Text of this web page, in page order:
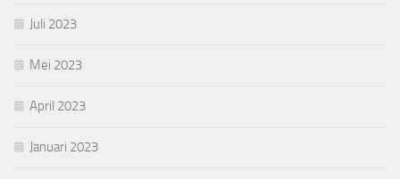
Juli 2023
Mei 2023
April 2023
Januari 2023